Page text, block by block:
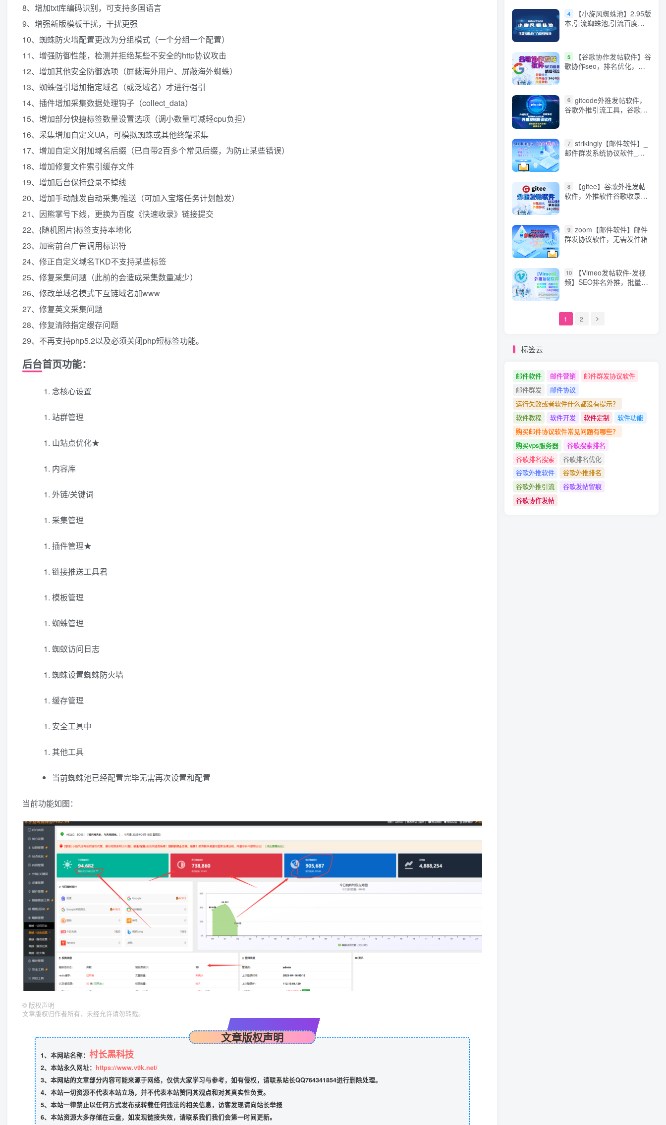
8、增加txt库编码识别，可支持多国语言
9、增强新版模板干扰，干扰更强
10、蜘蛛防火墙配置更改为分组模式（一个分组一个配置）
11、增强防御性能，检测并拒绝某些不安全的http协议攻击
12、增加其他安全防御选项（屏蔽海外用户、屏蔽海外蜘蛛）
13、蜘蛛强引增加指定域名（或泛域名）才进行强引
14、插件增加采集数据处理钩子（collect_data）
15、增加部分快捷标签数量设置选项（调小数量可减轻cpu负担）
16、采集增加自定义UA，可模拟蜘蛛或其他终端采集
17、增加自定义附加域名后缀（已自带2百多个常见后缀，为防止某些错误）
18、增加修复文件索引缓存文件
19、增加后台保持登录不掉线
20、增加手动触发自动采集/推送（可加入宝塔任务计划触发）
21、因熊掌号下线，更换为百度《快速收录》链接提交
22、{随机图片}标签支持本地化
23、加密前台广告调用标识符
24、修正自定义域名TKD不支持某些标签
25、修复采集问题（此前的会造成采集数量减少）
26、修改单域名模式下互链域名加www
27、修复英文采集问题
28、修复清除指定缓存问题
29、不再支持php5.2以及必须关闭php短标签功能。
后台首页功能：
念核心设置
站群管理
山站点优化★
内容库
外链/关键词
采集管理
插件管理★
链接推送工具君
模板管理
蜘蛛管理
蜘蚁访问日志
蜘蛛设置蜘蛛防火墙
缓存管理
安全工具中
其他工具
当前蜘蛛池已经配置完毕无需再次设置和配置
当前功能如图：
© 版权声明
文章版权归作者所有，未经允许请勿转载。
文章版权声明
1、本网站名称： 村长黑科技
2、本站永久网址： https://www.v9k.net/
3、本网站的文章部分内容可能来源于网络，仅供大家学习与参考，如有侵权，请联系站长QQ764341854进行删除处理。
4、本站一切资源不代表本站立场，并不代表本站赞同其观点和对其真实性负责。
5、本站一律禁止以任何方式发布或转载任何违法的相关信息，访客发现请向站长举报
6、本站资源大多存储在云盘，如发现链接失效，请联系我们我们会第一时间更新。
4
【小旋风蜘蛛池】2.95版
本,引流蜘蛛池,引流百度蜘
2.9版本】
5
【谷歌协作发帖软件】谷
歌协作seo，排名优化，营
6 gitcode外推发帖软件，
谷歌外推引流工具，谷歌引
7 strikingly【邮件软件】_
邮件群发系统协议软件_精
8
【gitee】谷歌外推发帖
软件，外推软件谷歌收录排
9 zoom【邮件软件】邮件
群发协议软件，无需发件箱
10
【Vimeo发帖软件-发视
频】SEO排名外推，批量发
的推广软件谷歌谷歌排名
【Vimeo发视频软件】
1 2
标签云
邮件软件 邮件营销
邮件群发协议软件
邮件群发
邮件协议
运行失败或者软件什么都没有提示？
软件教程
软件开发 软件定制
软件功能
购买邮件协议软件常见问题有哪些？
购买vps服务器
谷歌搜索排名
谷歌排名搜索
谷歌排名优化
谷歌外推软件
谷歌外推排名
谷歌外推引流
谷歌发帖留痕
谷歌协作发帖